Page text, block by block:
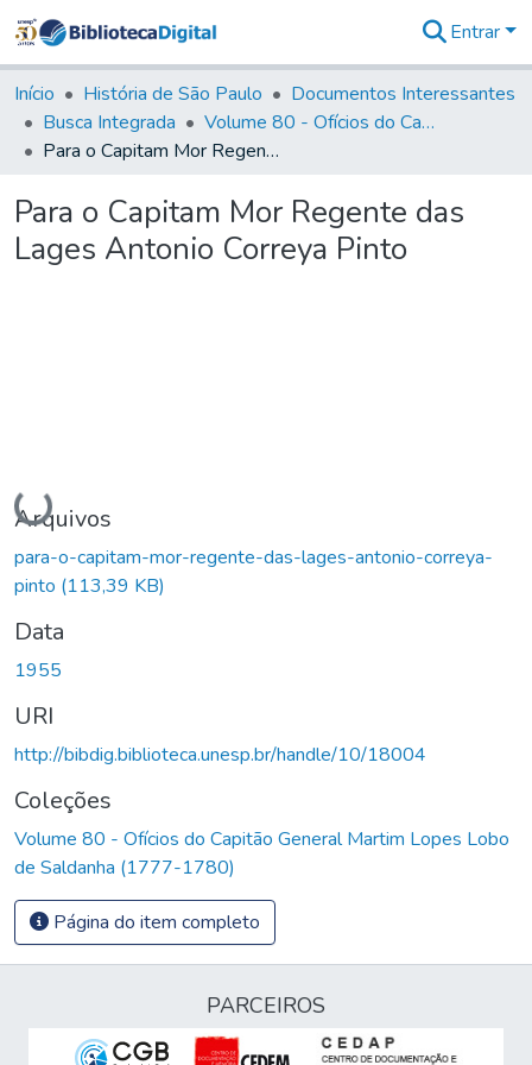
&
Coleções
Tudo na
Biblioteca
Estatísticas
Entrar
Início História de São Paulo
Documentos Interessantes
Busca Integrada
Volume 80 - Ofícios do Capitão General Martim Lopes Lobo de Saldanha (1777-1780)
Para o Capitam Mor Regente das Lages Antonio Correya Pinto
Para o Capitam Mor Regente das
Lages Antonio Correya Pinto
Carregando...
Arquivos
para-o-capitam-mor-regente-das-lages-antonio-correya-
pinto (113,39 KB)
Data
1955
URI
http://bibdig.biblioteca.unesp.br/handle/10/18004
Coleções
Volume 80 - Ofícios do Capitão General Martim Lopes Lobo
de Saldanha (1777-1780)
Página do item completo
PARCEIROS